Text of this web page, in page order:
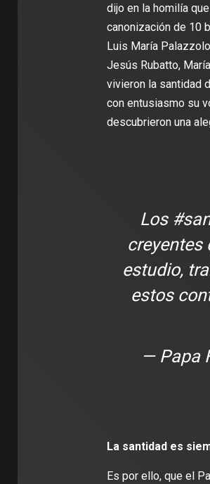
dijo en la homilía
canonización de 10
Luis María
Jesús Rubatto,
vivieron la santidad
con entusiasmo su
descubrieron una
Los
creyentes
estudio,
estos
— Papa
La santidad es
Es por ello, que el